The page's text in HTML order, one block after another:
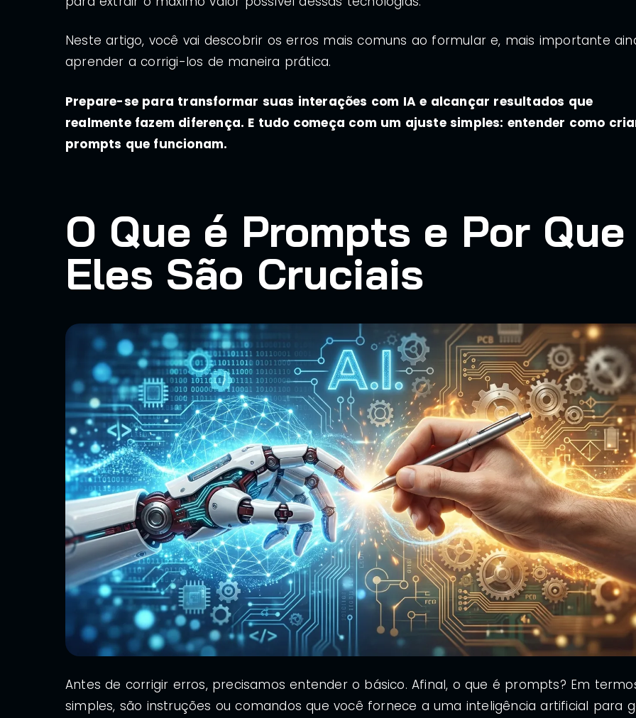
Neste artigo, você vai descobrir os erros mais comuns ao formular e, mais importante
aprender a corrigi-los de maneira prática.
Prepare-se para transformar suas interações com IA e alcançar resultados que
realmente fazem diferença. E tudo começa com um ajuste simples: entender como
prompts que funcionam.
O Que é Prompts e Por Que
Eles São Cruciais
Antes de corrigir erros, precisamos entender o básico. Afinal, o que é prompts? Em
simples, são instruções ou comandos que você fornece a uma inteligência artificial para